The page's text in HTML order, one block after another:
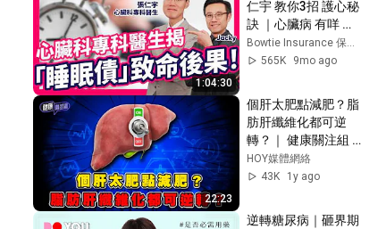
1:04:30
仁宇 教你3招 護心秘
訣 ｜心臟病 有咩 先
兆 ？｜ 通波仔 vs 搭
橋手術 分別 ｜ 紅酒
？｜ 智能手錶 心律
不正 警報 可信嗎 ？
｜#Bowtie
Bowtie Insurance 保泰人壽
565K
9mo ago
22:23
個肝太肥點減肥？脂
肪肝纖維化都可逆
轉？｜ 健康關注組
｜ EP342 ｜ 脂肪肝
｜ 肝纖維化 ｜ 肝硬
賢 ｜ HOY TV 77台
HOY媒體網絡
43K
1y ago
逆轉糖尿病｜砸界期